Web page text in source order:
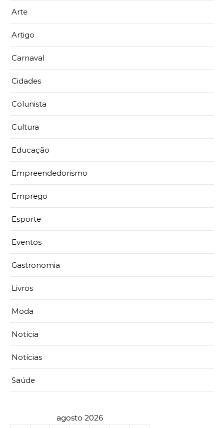
Arte
Artigo
Carnaval
Cidades
Colunista
Cultura
Educação
Empreendedorismo
Emprego
Esporte
Eventos
Gastronomia
Livros
Moda
Notícia
Notícias
Saúde
agosto 2026